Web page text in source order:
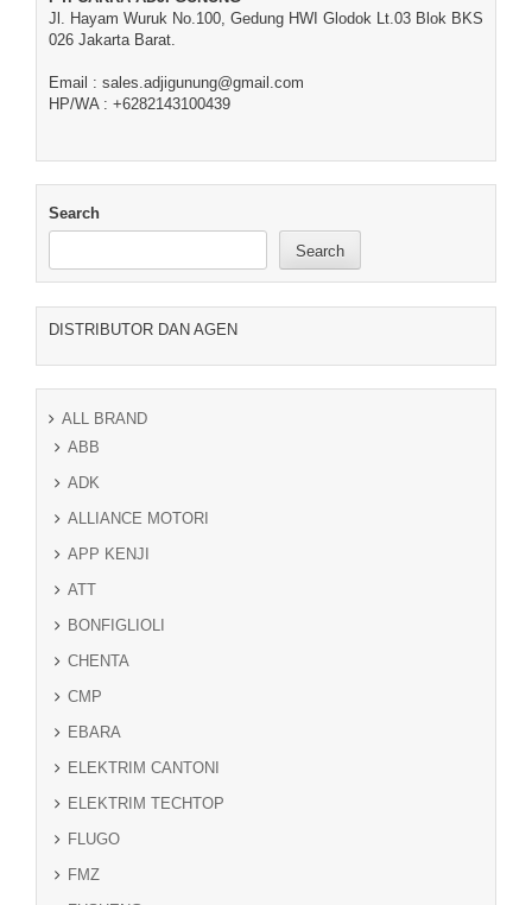
Jl. Hayam Wuruk No.100, Gedung HWI Glodok Lt.03 Blok BKS
026 Jakarta Barat.
Email : sales.adjigunung@gmail.com
HP/WA : +6282143100439
Search
Search
DISTRIBUTOR DAN AGEN
ALL BRAND
ABB
ADK
ALLIANCE MOTORI
APP KENJI
ATT
BONFIGLIOLI
CHENTA
CMP
EBARA
ELEKTRIM CANTONI
ELEKTRIM TECHTOP
FLUGO
FMZ